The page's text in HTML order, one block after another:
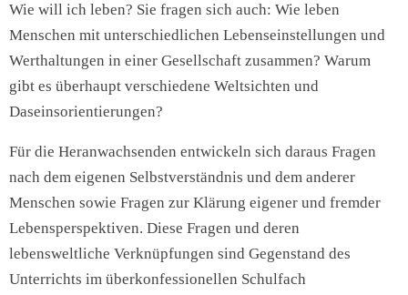
Wie will ich leben? Sie fragen sich auch: Wie leben
Menschen mit unterschiedlichen Lebenseinstellungen und
Werthaltungen in einer Gesellschaft zusammen? Warum
gibt es überhaupt verschiedene Weltsichten und
Daseinsorientierungen?
Für die Heranwachsenden entwickeln sich daraus Fragen
nach dem eigenen Selbstverständnis und dem anderer
Menschen sowie Fragen zur Klärung eigener und fremder
Lebensperspektiven. Diese Fragen und deren
lebensweltliche Verknüpfungen sind Gegenstand des
Unterrichts im überkonfessionellen Schulfach